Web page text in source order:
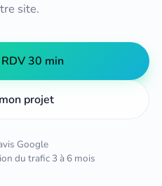
site.
30 min
projet
Google
du trafic 3 à 6 mois